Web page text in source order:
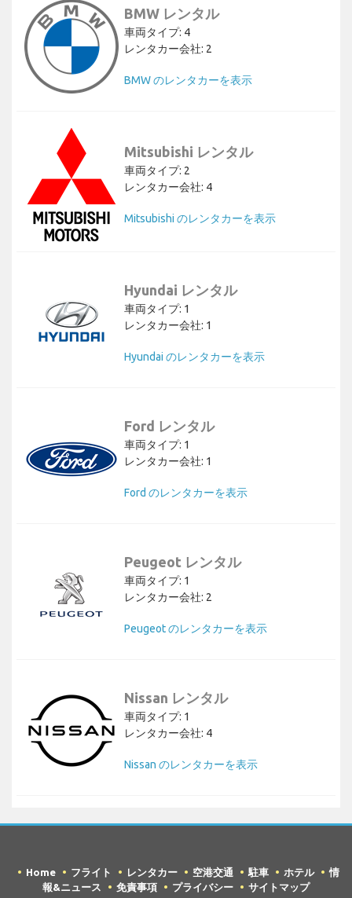
BMW レンタル
車両タイプ: 4
レンタカー会社: 2
BMW のレンタカーを表示
Mitsubishi レンタル
車両タイプ: 2
レンタカー会社: 4
Mitsubishi のレンタカーを表示
Hyundai レンタル
車両タイプ: 1
レンタカー会社: 1
Hyundai のレンタカーを表示
Ford レンタル
車両タイプ: 1
レンタカー会社: 1
Ford のレンタカーを表示
Peugeot レンタル
車両タイプ: 1
レンタカー会社: 2
Peugeot のレンタカーを表示
Nissan レンタル
車両タイプ: 1
レンタカー会社: 4
Nissan のレンタカーを表示
Home フライト レンタカー 空港交通 駐車 ホテル
情
報&ニュース
免責事項 プライバシー サイトマップ